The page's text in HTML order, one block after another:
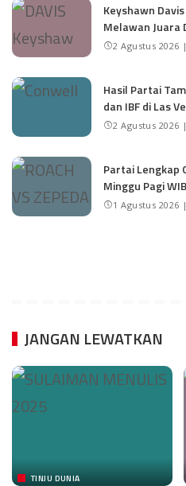
Keyshawn
Melawan Juara
2 Agustus 2026
Hasil Partai
dan IBF di Las
2 Agustus 2026
Partai Lengkap
Minggu Pagi WIB
1 Agustus 2026
JANGAN LEWATKAN
TINJU DUNIA